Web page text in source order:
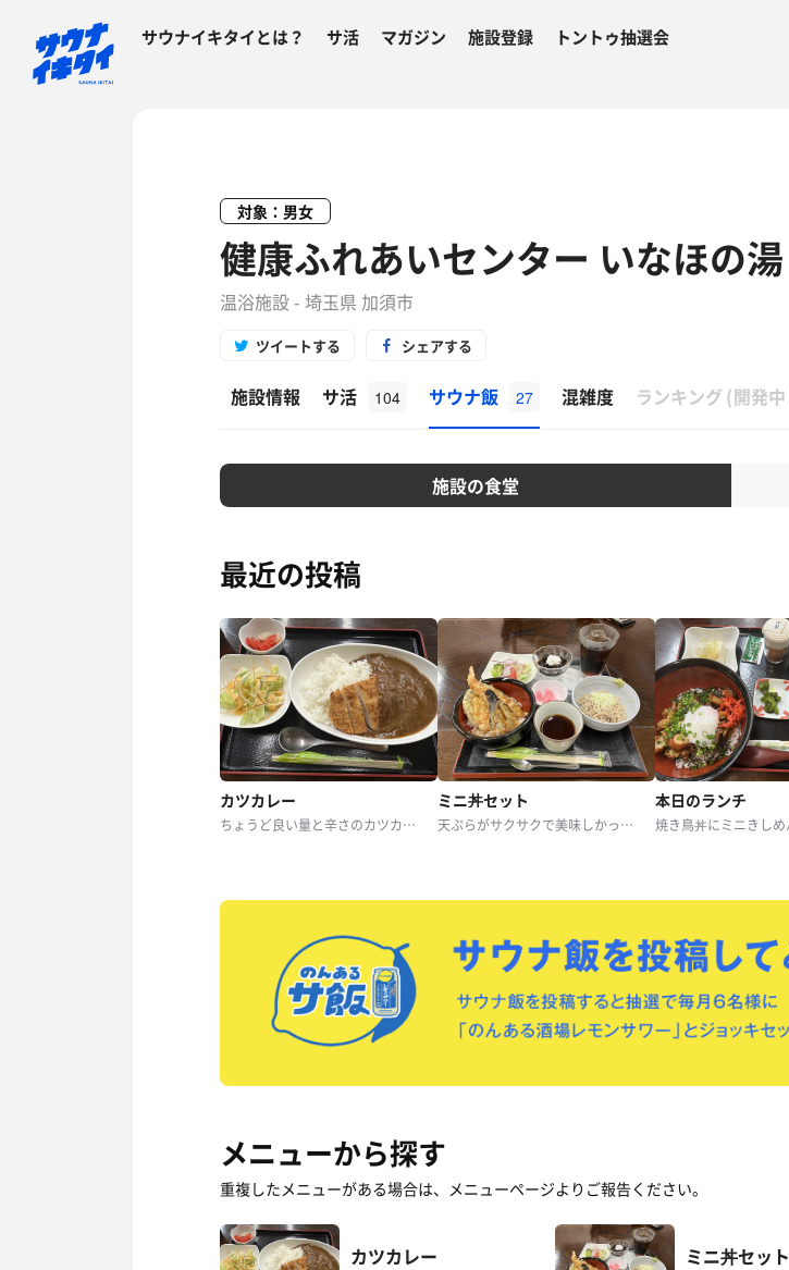
サウナイキタイとは？ サ活 マガジン 施設登録 トントゥ抽選会
対象：男女
健康ふれあいセンター いなほの湯
温浴施設 - 埼玉県 加須市
ツイートする シェアする
施設情報 サ活 104 サウナ飯 27 混雑度 ランキング (開発中
施設の食堂
最近の投稿
カツカレー
ちょうど良い量と辛さのカツカレー らっきょう久しぶりに食べた
ミニ丼セット
天ぷらがサクサクで美味しかったです！
本日のランチ
メニューから探す
重複したメニューがある場合は、メニューページよりご報告ください。
カツカレー ミニ丼セット